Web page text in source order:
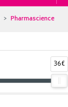
Pharmascience
36€